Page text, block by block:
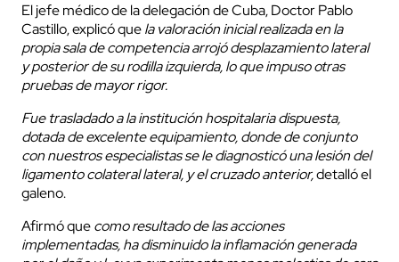
El jefe médico de la delegación de Cuba, Doctor Pablo
Castillo, explicó quela valoración inicial realizada en la
propia sala de competencia arrojó desplazamiento lateral
y posterior de su rodilla izquierda, lo que impuso otras
pruebas de mayor rigor.
Fue trasladado a la institución hospitalaria dispuesta,
dotada de excelente equipamiento, donde de conjunto
con nuestros especialistas se le diagnosticó una lesión del
ligamento colateral lateral, y el cruzado anterior,detalló el
galeno.
Afirmó quecomo resultado de las acciones
implementadas, ha disminuido la inflamación generada